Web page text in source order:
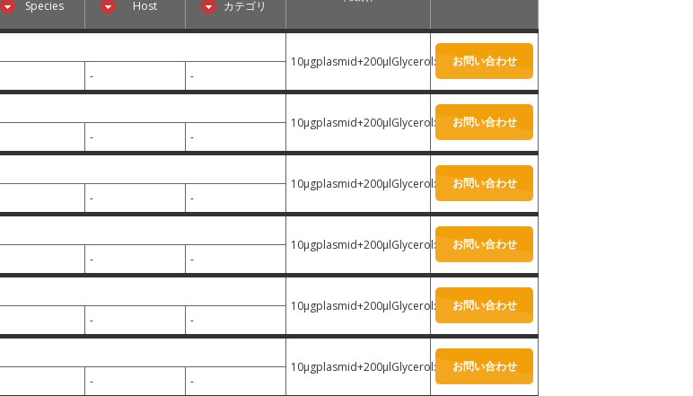
Species Host カテゴリ
10μgplasmid+200μlGlycerol:
-
お問い合わせ
- -
10μgplasmid+200μlGlycerol:
-
お問い合わせ
- -
10μgplasmid+200μlGlycerol:
-
お問い合わせ
- -
10μgplasmid+200μlGlycerol:
-
お問い合わせ
- -
10μgplasmid+200μlGlycerol:
-
お問い合わせ
- -
10μgplasmid+200μlGlycerol:
-
お問い合わせ
- -